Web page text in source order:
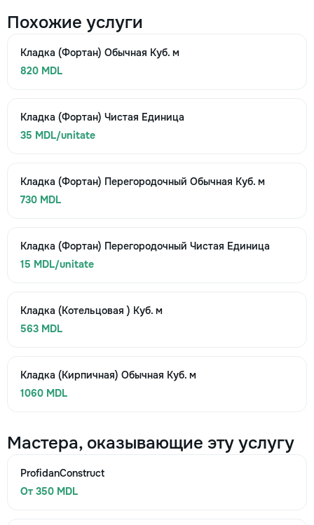
Похожие услуги
Кладка (Фортан) Обычная Куб. м
820 MDL
Кладка (Фортан) Чистая Единица
35 MDL/unitate
Кладка (Фортан) Перегородочный Обычная Куб. м
730 MDL
Кладка (Фортан) Перегородочный Чистая Единица
15 MDL/unitate
Кладка (Котельцовая ) Куб. м
563 MDL
Кладка (Кирпичная) Обычная Куб. м
1060 MDL
Мастера, оказывающие эту услугу
ProfidanConstruct
От 350 MDL